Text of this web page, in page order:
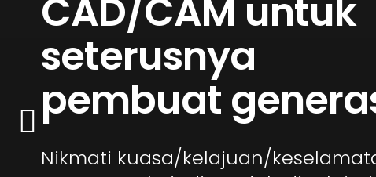
CAD/CAM untuk
seterusnya
pembuat
Nikmati kuasa/kelajuan/